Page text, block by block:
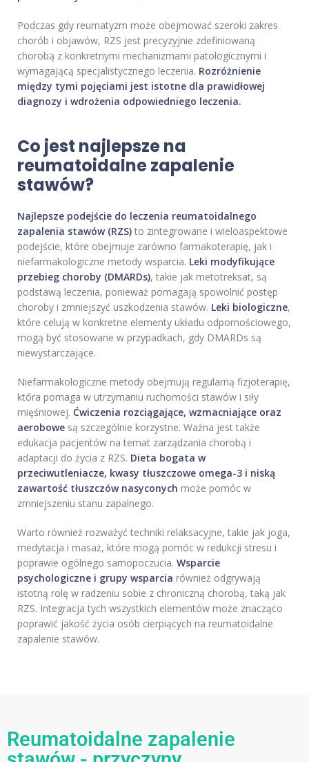
Podczas gdy reumatyzm może obejmować szeroki zakres
chorób i objawów, RZS jest precyzyjnie zdefiniowaną
chorobą z konkretnymi mechanizmami patologicznymi i
wymagającą specjalistycznego leczenia. Rozróżnienie
między tymi pojęciami jest istotne dla prawidłowej
diagnozy i wdrożenia odpowiedniego leczenia.
Co jest najlepsze na
reumatoidalne zapalenie
stawów?
Najlepsze podejście do leczenia reumatoidalnego
zapalenia stawów (RZS) to zintegrowane i wieloaspektowe
podejście, które obejmuje zarówno farmakoterapię, jak i
niefarmakologiczne metody wsparcia. Leki modyfikujące
przebieg choroby (DMARDs), takie jak metotreksat, są
podstawą leczenia, ponieważ pomagają spowolnić postęp
choroby i zmniejszyć uszkodzenia stawów. Leki biologiczne,
które celują w konkretne elementy układu odpornościowego,
mogą być stosowane w przypadkach, gdy DMARDs są
niewystarczające.
Niefarmakologiczne metody obejmują regularną fizjoterapię,
która pomaga w utrzymaniu ruchomości stawów i siły
mięśniowej. Ćwiczenia rozciągające, wzmacniające oraz
aerobowe są szczególnie korzystne. Ważna jest także
edukacja pacjentów na temat zarządzania chorobą i
adaptacji do życia z RZS. Dieta bogata w
przeciwutleniacze, kwasy tłuszczowe omega-3 i niską
zawartość tłuszczów nasyconych może pomóc w
zmniejszeniu stanu zapalnego.
Warto również rozważyć techniki relaksacyjne, takie jak joga,
medytacja i masaż, które mogą pomóc w redukcji stresu i
poprawie ogólnego samopoczucia. Wsparcie
psychologiczne i grupy wsparcia również odgrywają
istotną rolę w radzeniu sobie z chroniczną chorobą, taką jak
RZS. Integracja tych wszystkich elementów może znacząco
poprawić jakość życia osób cierpiących na reumatoidalne
zapalenie stawów.
Reumatoidalne zapalenie